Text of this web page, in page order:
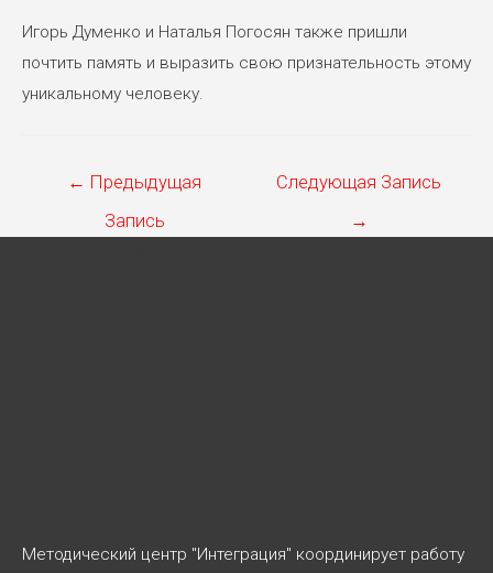
Игорь Думенко и Наталья Погосян также пришли
почтить память и выразить свою признательность этому
уникальному человеку.
Навигация
записям
← Предыдущая
Запись
Следующая Запись
→
Методический центр "Интеграция" координирует работу